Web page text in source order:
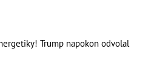
Trump napokon odvolal